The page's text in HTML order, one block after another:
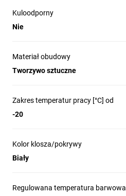
Kuloodporny
Nie
Materiał obudowy
Tworzywo sztuczne
Zakres temperatur pracy [°C] od
-20
Kolor klosza/pokrywy
Biały
Regulowana temperatura barwowa